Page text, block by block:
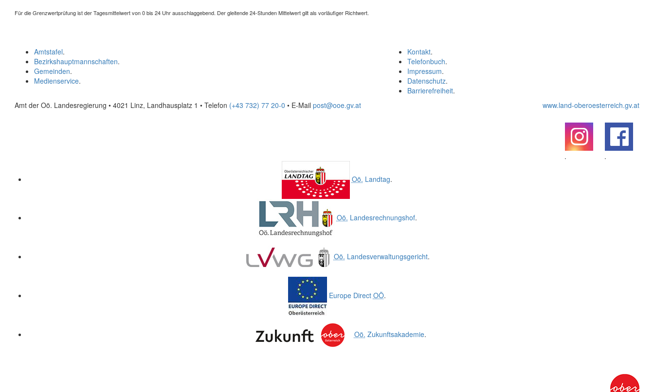
Für die Grenzwertprüfung ist der Tagesmittelwert von 0 bis 24 Uhr ausschlaggebend. Der gleitende 24-Stunden Mittelwert gilt als vorläufiger Richtwert.
Kontakt.
Telefonbuch.
Impressum.
Datenschutz.
Barrierefreiheit.
Amtstafel.
Bezirkshauptmannschaften.
Gemeinden.
Medienservice.
Amt der Oö. Landesregierung • 4021 Linz, Landhausplatz 1 • Telefon (+43 732) 77 20-0 • E-Mail post@ooe.gv.at www.land-oberoesterreich.gv.at
.
.
Oö. Landtag.
Oö. Landesrechnungshof.
Oö. Landesverwaltungsgericht.
Europe Direct OÖ.
Oö. Zukunftsakademie.